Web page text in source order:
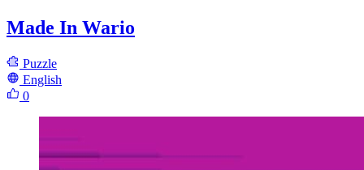
Made In Wario
Puzzle
English
0